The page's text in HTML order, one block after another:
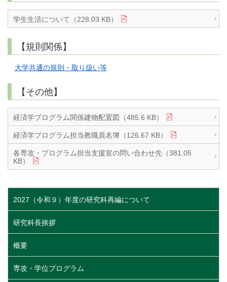
学生生活について（228.03 KB）
【規則関係】
大学共通の規則・取り扱い等
【その他】
経済学プログラム関係建物配置図（485.6 KB）
経済学プログラム担当教職員名簿（126.67 KB）
各専攻・プログラム担当支援室の問い合わせ先（381.05
KB）
2027（令和９）年度の研究科再編について
研究科長挨拶
概要
専攻・学位プログラム